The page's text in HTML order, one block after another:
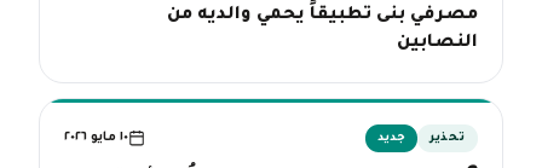
مصرفي بنى تطبيقاً يحمي والديه من
النصابين
تحذير جديد ١٠ مايو ٢٠٢٦